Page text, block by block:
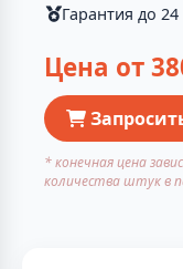
Гарантия до
Цена от
* конечная цена
количества штук в